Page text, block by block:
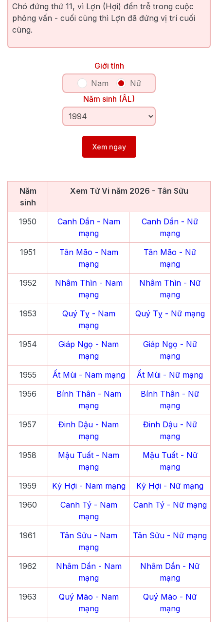
Chó đứng thứ 11, vì Lợn (Hợi) đến trễ trong cuộc
phỏng vấn - cuối cùng thì Lợn đã đứng vị trí cuối
cùng.
Giới tính
Nam
Nữ
Năm sinh (ÂL)
Xem ngay
Năm
sinh
Xem Tử Vi năm 2026 - Tân Sửu
1950 Canh Dần- Nam
mạng
Canh Dần - Nữ
mạng
1951
Tân Mão - Nam
mạng
Tân Mão - Nữ
mạng
1952
Nhâm Thìn- Nam
mạng
Nhâm Thìn - Nữ
mạng
1953
Quý Tỵ- Nam
mạng
Quý Tỵ- Nữ mạng
1954 Giáp Ngọ - Nam
mạng
Giáp Ngọ - Nữ
mạng
1955
Ất Mùi- Nam mạng Ất Mùi - Nữ mạng
1956
Bính Thân- Nam
mạng
Bính Thân - Nữ
mạng
1957
Đinh Dậu - Nam
mạng
Đinh Dậu- Nữ
mạng
1958
Mậu Tuất - Nam
mạng
Mậu Tuất- Nữ
mạng
1959
Kỷ Hợi- Nam mạng Kỷ Hợi - Nữ mạng
1960
Canh Tý- Nam
mạng
Canh Tý- Nữ mạng
1961 Tân Sửu - Nam
mạng
Tân Sửu - Nữ mạng
1962 Nhâm Dần- Nam
mạng
Nhâm Dần - Nữ
mạng
1963
Quý Mão - Nam
mạng
Quý Mão - Nữ
mạng